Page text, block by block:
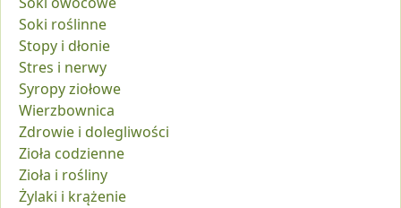
Soki roślinne
Stopy i dłonie
Stres i nerwy
Syropy ziołowe
Wierzbownica
Zdrowie i dolegliwości
Zioła codzienne
Zioła i rośliny
Żylaki i krążenie